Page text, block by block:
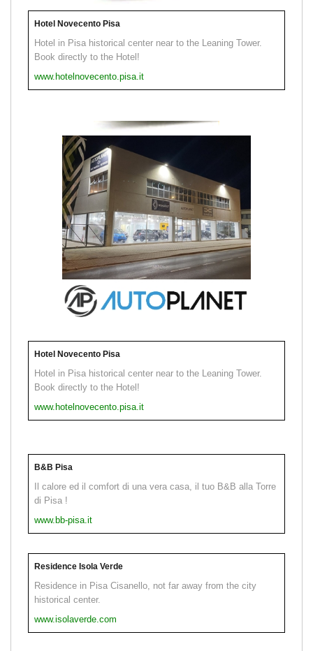
Hotel Novecento Pisa
Hotel in Pisa historical center near to the Leaning Tower.
Book directly to the Hotel!
www.hotelnovecento.pisa.it
Hotel Novecento Pisa
Hotel in Pisa historical center near to the Leaning Tower.
Book directly to the Hotel!
www.hotelnovecento.pisa.it
B&B Pisa
Il calore ed il comfort di una vera casa, il tuo B&B alla Torre
di Pisa !
www.bb-pisa.it
Residence Isola Verde
Residence in Pisa Cisanello, not far away from the city
historical center.
www.isolaverde.com